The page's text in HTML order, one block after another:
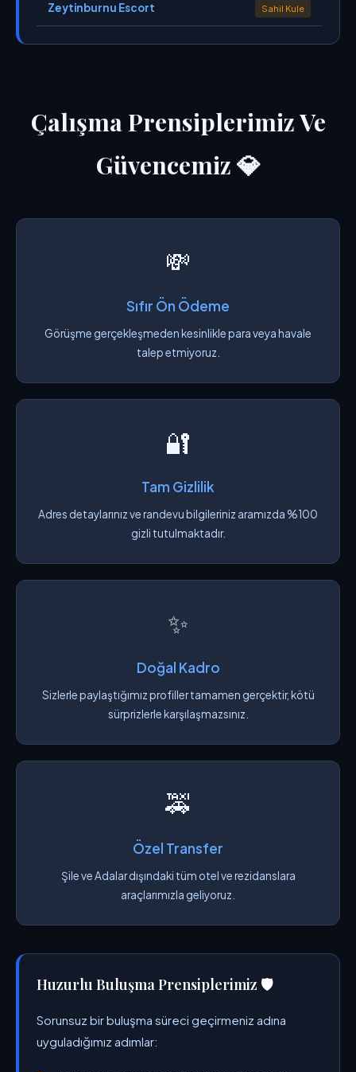
Zeytinburnu Escort Sahil Kule
Çalışma Prensiplerimiz Ve
Güvencemiz 💎
💸
Sıfır Ön Ödeme
Görüşme gerçekleşmeden kesinlikle para veya havale
talep etmiyoruz.
🔐
Tam Gizlilik
Adres detaylarınız ve randevu bilgileriniz aramızda %100
gizli tutulmaktadır.
✨
Doğal Kadro
Sizlerle paylaştığımız profiller tamamen gerçektir, kötü
sürprizlerle karşılaşmazsınız.
🚕
Özel Transfer
Şile ve Adalar dışındaki tüm otel ve rezidanslara
araçlarımızla geliyoruz.
Huzurlu Buluşma Prensiplerimiz 🛡️
Sorunsuz bir buluşma süreci geçirmeniz adına
uyguladığımız adımlar: